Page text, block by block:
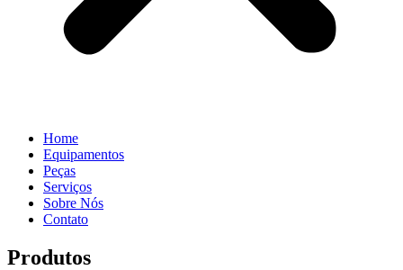
Home
Equipamentos
Peças
Serviços
Sobre Nós
Contato
Produtos